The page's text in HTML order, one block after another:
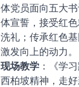
体党员面向五大
体宣誓，接受红
洗礼；传承红色基
激发向上的动力。
现场教学 ： 《学
西柏坡精神 ，走